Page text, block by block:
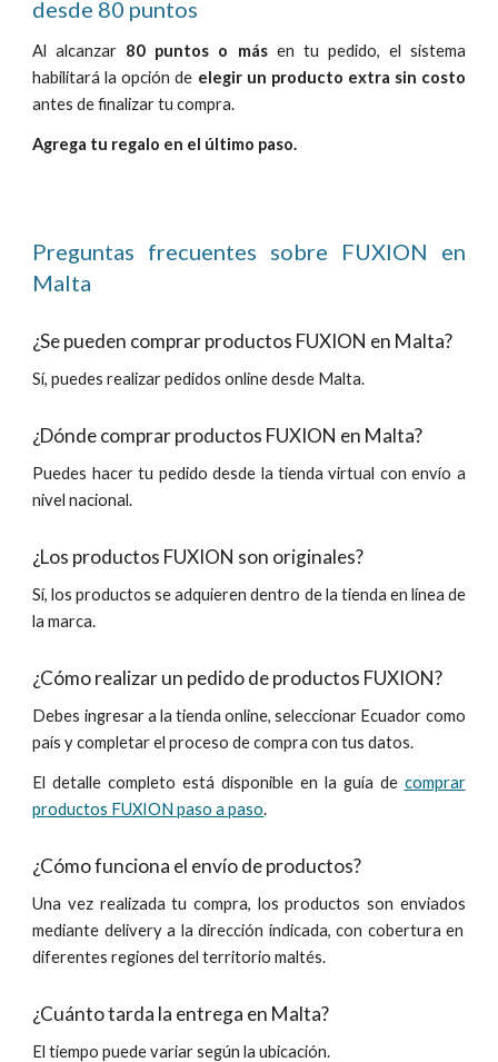
desde 80 puntos
Al alcanzar 80 puntos o másen tu pedido, el sistema
habilitará la opción de elegir un producto extra sin costo
antes de finalizar tu compra.
Agrega tu regalo en el último paso.
Preguntas frecuentes sobre FUXION en
Malta
¿Se pueden comprar productos FUXION en Malta?
Sí, puedes realizar pedidos online desde Malta.
¿Dónde comprar productos FUXION en Malta?
Puedes hacer tu pedido desde la tiendavirtual con envío a
nivel nacional.
¿Los productos FUXION son originales?
Sí, los productos se adquieren dentro de la tienda en línea de
la marca.
¿Cómo realizar un pedido de productos FUXION?
Debes ingresar a la tienda online, seleccionar Ecuador como
país y completar el proceso de compra con tus datos.
El detalle completo está disponible en la guía de comprar
productos FUXION paso a paso.
¿Cómo funciona el envío de productos?
Una vez realizada tu compra, los productos son enviados
mediante delivery a la dirección indicada, con cobertura en
diferentes regiones del territoriomaltés.
¿Cuánto tarda la entrega en Malta?
El tiempo puede variar según la ubicación.